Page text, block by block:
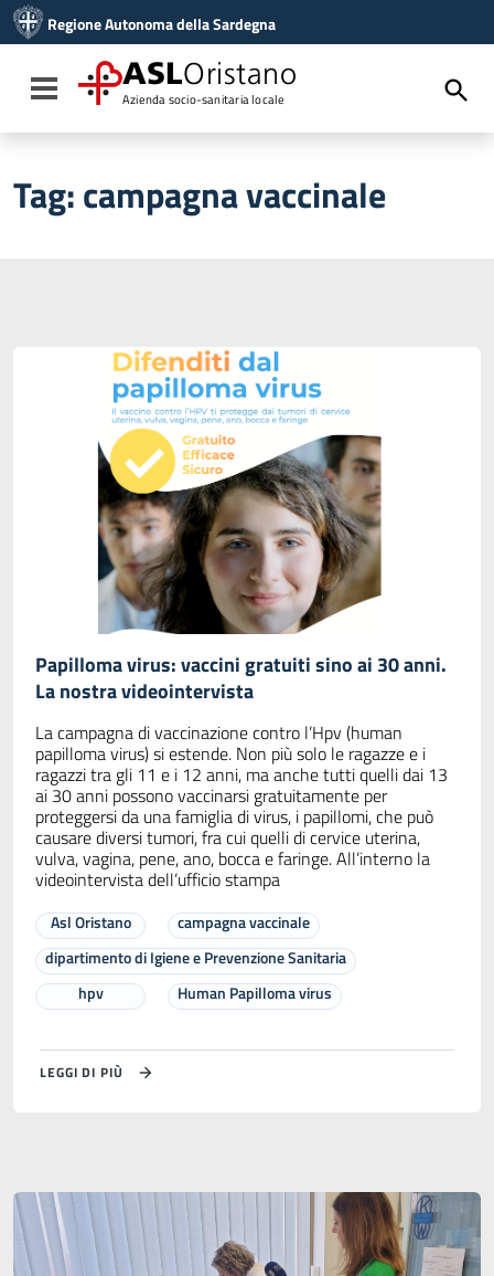
Vai al menu di navigazione
Vai al footer
Regione Autonoma della Sardegna
Toggle navigation
ASLOristano
Azienda socio-sanitaria locale
Tag:campagna vaccinale
Papilloma virus: vaccini gratuiti sino ai 30 anni.
La nostra videointervista
La campagna di vaccinazione contro l’Hpv (human
papilloma virus) si estende. Non più solo le ragazze e i
ragazzi tra gli 11 e i 12 anni, ma anche tutti quelli dai 13
ai 30 anni possono vaccinarsi gratuitamente per
proteggersi da una famiglia di virus, i papillomi, che può
causare diversi tumori, fra cui quelli di cervice uterina,
vulva, vagina, pene, ano, bocca e faringe. All’interno la
videointervista dell’ufficio stampa
Asl Oristano
campagna vaccinale
dipartimento di Igiene e Prevenzione Sanitaria
hpv
Human Papilloma virus
LEGGI DI PIÙ